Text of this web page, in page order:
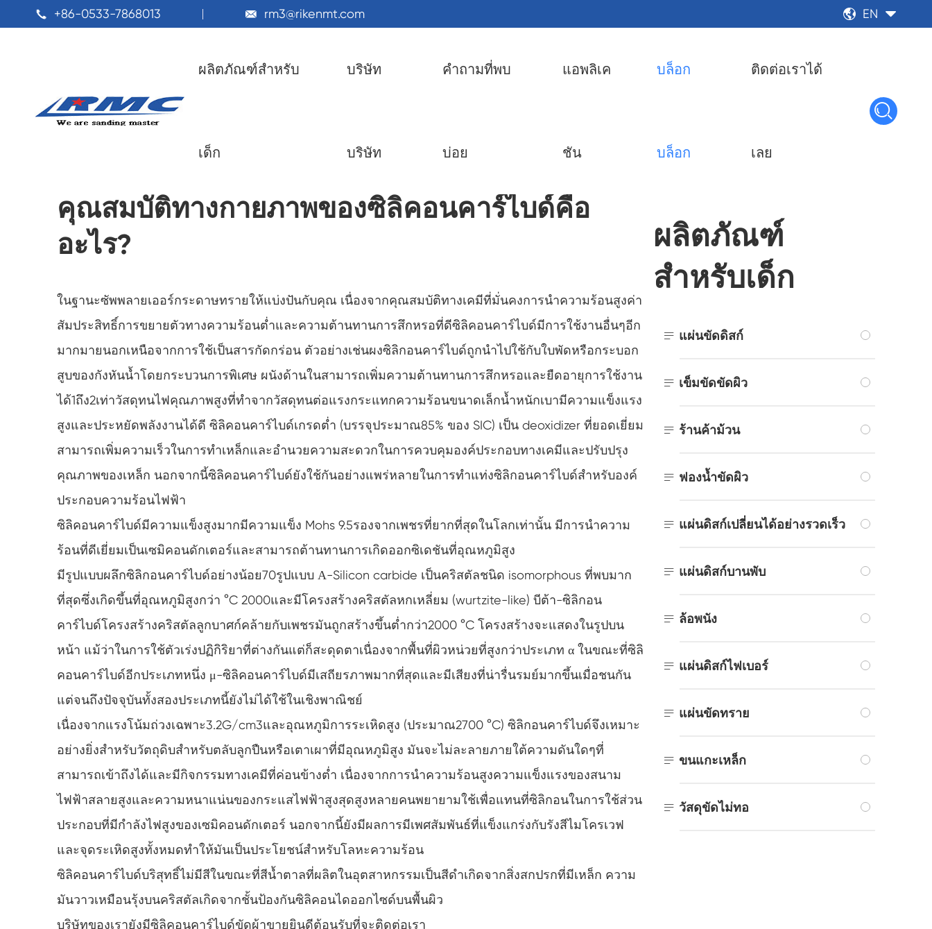
 +86-0533-7868013  rm3@rikenmt.com  EN 
ผลิตภัณฑ์สำหรับ
เด็ก
บริษัท
บริษัท
คำถามที่พบ
บ่อย
แอพลิเค
ชัน
บล็อก
บล็อก
ติดต่อเราได้
เลย

บ้านในบ้าน บล็อกบล็อก
คุณสมบัติทางกายภาพของซิลิคอนคาร์ไบด์คือ
อะไร?
ในฐานะซัพพลายเออร์กระดาษทรายให้แบ่งปันกับคุณ เนื่องจากคุณสมบัติทางเคมีที่มั่นคงการนำความร้อนสูงค่า
สัมประสิทธิ์การขยายตัวทางความร้อนต่ำและความต้านทานการสึกหรอที่ดีซิลิคอนคาร์ไบด์มีการใช้งานอื่นๆอีก
มากมายนอกเหนือจากการใช้เป็นสารกัดกร่อน ตัวอย่างเช่นผงซิลิกอนคาร์ไบด์ถูกนำไปใช้กับใบพัดหรือกระบอก
สูบของกังหันน้ำโดยกระบวนการพิเศษ ผนังด้านในสามารถเพิ่มความต้านทานการสึกหรอและยืดอายุการใช้งาน
ได้1ถึง2เท่าวัสดุทนไฟคุณภาพสูงที่ทำจากวัสดุทนต่อแรงกระแทกความร้อนขนาดเล็กน้ำหนักเบามีความแข็งแรง
สูงและประหยัดพลังงานได้ดี ซิลิคอนคาร์ไบด์เกรดต่ำ (บรรจุประมาณ85% ของ SIC) เป็น deoxidizer ที่ยอดเยี่ยม
สามารถเพิ่มความเร็วในการทำเหล็กและอำนวยความสะดวกในการควบคุมองค์ประกอบทางเคมีและปรับปรุง
คุณภาพของเหล็ก นอกจากนี้ซิลิคอนคาร์ไบด์ยังใช้กันอย่างแพร่หลายในการทำแท่งซิลิกอนคาร์ไบด์สำหรับองค์
ประกอบความร้อนไฟฟ้า
ซิลิคอนคาร์ไบด์มีความแข็งสูงมากมีความแข็ง Mohs 9.5รองจากเพชรที่ยากที่สุดในโลกเท่านั้น มีการนำความ
ร้อนที่ดีเยี่ยมเป็นเซมิคอนดักเตอร์และสามารถต้านทานการเกิดออกซิเดชันที่อุณหภูมิสูง
มีรูปแบบผลึกซิลิกอนคาร์ไบด์อย่างน้อย70รูปแบบ Α-Silicon carbide เป็นคริสตัลชนิด isomorphous ที่พบมาก
ที่สุดซึ่งเกิดขึ้นที่อุณหภูมิสูงกว่า °C 2000และมีโครงสร้างคริสตัลหกเหลี่ยม (wurtzite-like) บีต้า-ซิลิกอน
คาร์ไบด์โครงสร้างคริสตัลลูกบาศก์คล้ายกับเพชรมันถูกสร้างขึ้นต่ำกว่า2000 °C โครงสร้างจะแสดงในรูปบน
หน้า แม้ว่าในการใช้ตัวเร่งปฏิกิริยาที่ต่างกันแต่ก็สะดุดตาเนื่องจากพื้นที่ผิวหน่วยที่สูงกว่าประเภท α ในขณะที่ซิลิ
คอนคาร์ไบด์อีกประเภทหนึ่ง μ-ซิลิคอนคาร์ไบด์มีเสถียรภาพมากที่สุดและมีเสียงที่น่ารื่นรมย์มากขึ้นเมื่อชนกัน
แต่จนถึงปัจจุบันทั้งสองประเภทนี้ยังไม่ได้ใช้ในเชิงพาณิชย์
เนื่องจากแรงโน้มถ่วงเฉพาะ3.2G/cm3และอุณหภูมิการระเหิดสูง (ประมาณ2700 °C) ซิลิกอนคาร์ไบด์จึงเหมาะ
อย่างยิ่งสำหรับวัตถุดิบสำหรับตลับลูกปืนหรือเตาเผาที่มีอุณหภูมิสูง มันจะไม่ละลายภายใต้ความดันใดๆที่
สามารถเข้าถึงได้และมีกิจกรรมทางเคมีที่ค่อนข้างต่ำ เนื่องจากการนำความร้อนสูงความแข็งแรงของสนาม
ไฟฟ้าสลายสูงและความหนาแน่นของกระแสไฟฟ้าสูงสุดสูงหลายคนพยายามใช้เพื่อแทนที่ซิลิกอนในการใช้ส่วน
ประกอบที่มีกำลังไฟสูงของเซมิคอนดักเตอร์ นอกจากนี้ยังมีผลการมีเพศสัมพันธ์ที่แข็งแกร่งกับรังสีไมโครเวฟ
และจุดระเหิดสูงทั้งหมดทำให้มันเป็นประโยชน์สำหรับโลหะความร้อน
ซิลิคอนคาร์ไบด์บริสุทธิ์ไม่มีสีในขณะที่สีน้ำตาลที่ผลิตในอุตสาหกรรมเป็นสีดำเกิดจากสิ่งสกปรกที่มีเหล็ก ความ
มันวาวเหมือนรุ้งบนคริสตัลเกิดจากชั้นป้องกันซิลิคอนไดออกไซด์บนพื้นผิว
บริษัทของเรายังมีซิลิคอนคาร์ไบด์ขัดผ้าขายยินดีต้อนรับที่จะติดต่อเรา
ผลิตภัณฑ์
สำหรับเด็ก
 แผ่นขัดดิสก์
 เข็มขัดขัดผิว
 ร้านค้าม้วน
 ฟองน้ำขัดผิว
 แผ่นดิสก์เปลี่ยนได้อย่างรวดเร็ว
 แผ่นดิสก์บานพับ
 ล้อพนัง
 แผ่นดิสก์ไฟเบอร์
 แผ่นขัดทราย
 ขนแกะเหล็ก
 วัสดุขัดไม่ทอ